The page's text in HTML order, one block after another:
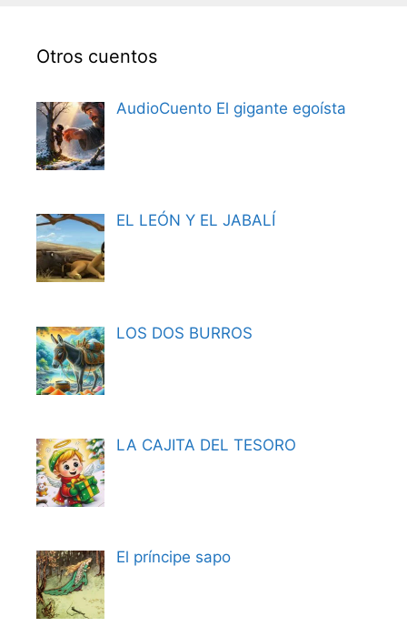
Otros cuentos
AudioCuento El gigante egoísta
EL LEÓN Y EL JABALÍ
LOS DOS BURROS
LA CAJITA DEL TESORO
El príncipe sapo